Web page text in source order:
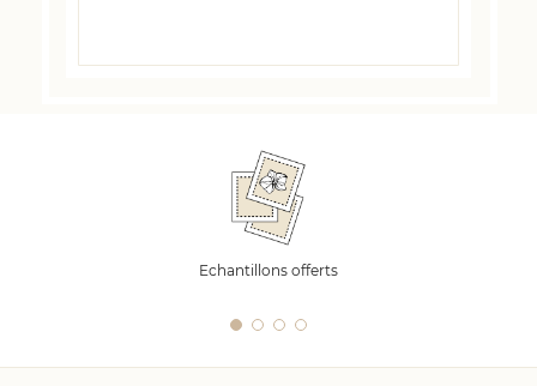
Echantillons offerts